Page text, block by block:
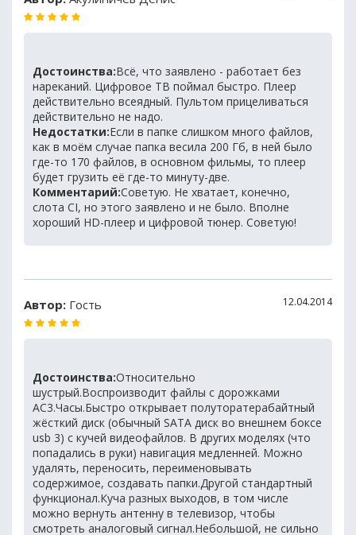
Достоинства:Всё, что заявлено - работает без
нареканий. Цифровое ТВ поймал быстро. Плеер
действительно всеядный. Пультом прицеливаться
действительно не надо.
Недостатки:Если в папке слишком много файлов,
как в моём случае папка весила 200 Гб, в ней было
где-то 170 файлов, в основном фильмы, то плеер
будет грузить её где-то минуту-две.
Комментарий:Советую. Не хватает, конечно,
слота CI, но этого заявлено и не было. Вполне
хороший HD-плеер и цифровой тюнер. Советую!
Автор: Гость 12.04.2014
Достоинства:Относительно
шустрый.Воспроизводит файлы с дорожками
AC3.Часы.Быстро открывает полуторатерабайтный
жёсткий диск (обычный SATA диск во внешнем боксе
usb 3) с кучей видеофайлов. В других моделях (что
попадались в руки) навигация медленней. Можно
удалять, переносить, переименовывать
содержимое, создавать папки.Другой стандартный
функционал.Куча разных выходов, в том числе
можно вернуть антенну в телевизор, чтобы
смотреть аналоговый сигнал.Небольшой, не сильно